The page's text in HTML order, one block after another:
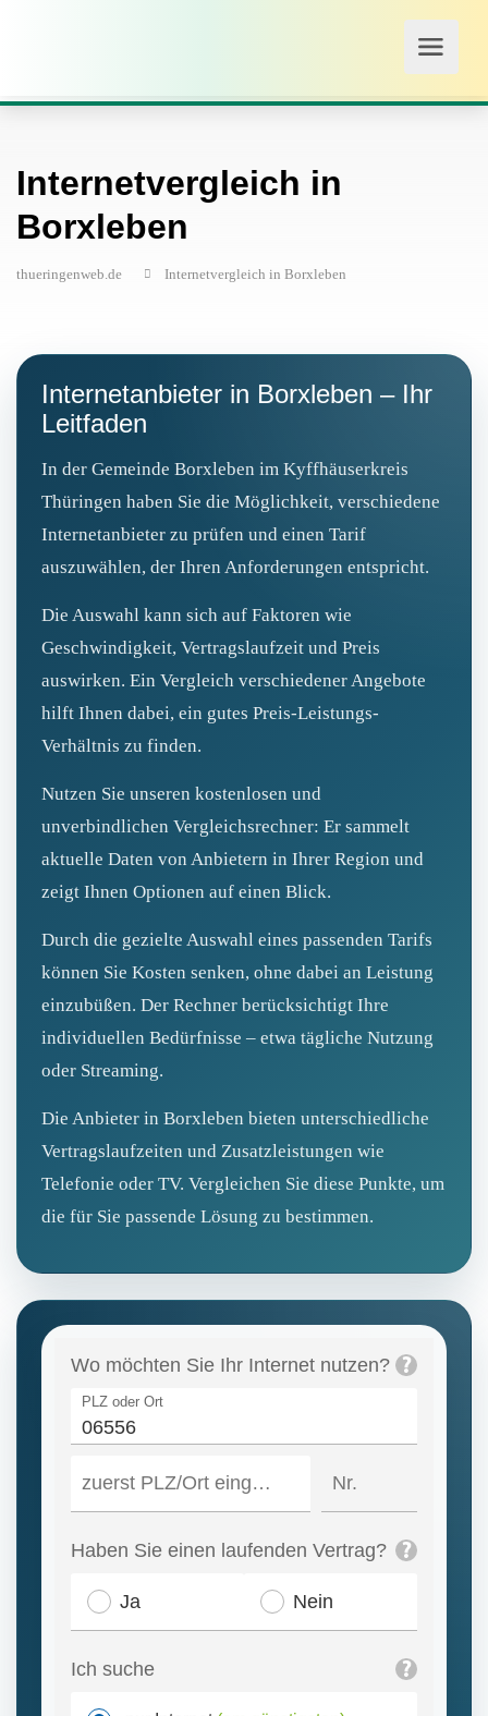
Internetvergleich in
Borxleben
thueringenweb.de Internetvergleich in Borxleben
Internetanbieter in Borxleben – Ihr
Leitfaden
In der Gemeinde Borxleben im Kyffhäuserkreis
Thüringen haben Sie die Möglichkeit, verschiedene
Internetanbieter zu prüfen und einen Tarif
auszuwählen, der Ihren Anforderungen entspricht.
Die Auswahl kann sich auf Faktoren wie
Geschwindigkeit, Vertragslaufzeit und Preis
auswirken. Ein Vergleich verschiedener Angebote
hilft Ihnen dabei, ein gutes Preis‑Leistungs-
Verhältnis zu finden.
Nutzen Sie unseren kostenlosen und
unverbindlichen Vergleichsrechner: Er sammelt
aktuelle Daten von Anbietern in Ihrer Region und
zeigt Ihnen Optionen auf einen Blick.
Durch die gezielte Auswahl eines passenden Tarifs
können Sie Kosten senken, ohne dabei an Leistung
einzubüßen. Der Rechner berücksichtigt Ihre
individuellen Bedürfnisse – etwa tägliche Nutzung
oder Streaming.
Die Anbieter in Borxleben bieten unterschiedliche
Vertragslaufzeiten und Zusatzleistungen wie
Telefonie oder TV. Vergleichen Sie diese Punkte, um
die für Sie passende Lösung zu bestimmen.